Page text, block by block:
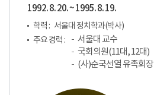
1992. 8. 20. ~ 1995. 8. 19.
학력 : 서울대 정치학과(박사)
주요 경력 :
서울대 교수
국회의원(11대, 12대)
(사)순국선열 유족회장